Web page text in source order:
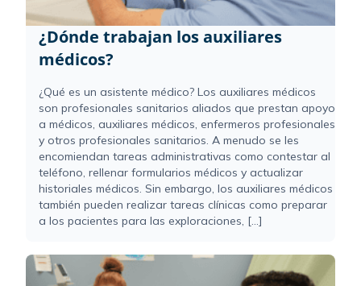
¿Dónde trabajan los auxiliares
médicos?
¿Qué es un asistente médico? Los auxiliares médicos
son profesionales sanitarios aliados que prestan apoyo
a médicos, auxiliares médicos, enfermeros profesionales
y otros profesionales sanitarios. A menudo se les
encomiendan tareas administrativas como contestar al
teléfono, rellenar formularios médicos y actualizar
historiales médicos. Sin embargo, los auxiliares médicos
también pueden realizar tareas clínicas como preparar
a los pacientes para las exploraciones, [...]